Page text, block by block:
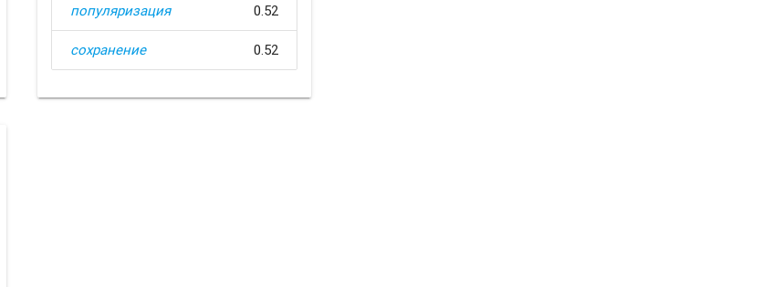
популяризация 0.52
сохранение 0.52